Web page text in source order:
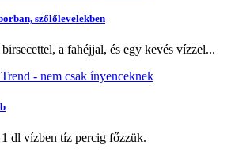
szőlőlevelekben
a fahéjjal, és egy kevés vízzel...
dl vízben tíz percig főzzük.